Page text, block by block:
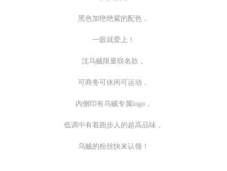
黑色加绝绝紫的配色，
一眼就爱上！
沈乌贼限量联名款，
可商务可休闲可运动，
内侧印有乌贼专属logo，
低调中有着跑步人的超高品味，
乌贼的粉丝快来认领！